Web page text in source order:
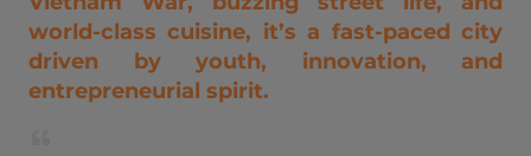
world-class cuisine, it’s a fast-paced city
driven by youth, innovation, and
entrepreneurial spirit.